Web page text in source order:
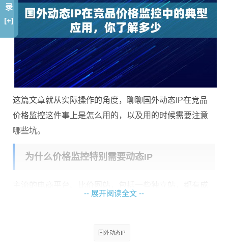
这篇文章就从实际操作的角度，聊聊国外动态IP在竞品
价格监控这件事上是怎么用的，以及用的时候需要注意
哪些坑。
为什么价格监控特别需要动态IP
内大量请求同类页面时，就会触发限速、验证码、甚至
-- 展开阅读全文 --
国外动态IP
录
[+]